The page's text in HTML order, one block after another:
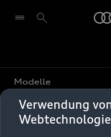
Modelle
Alle Modelle
Kaufen & leasen
Verwendung